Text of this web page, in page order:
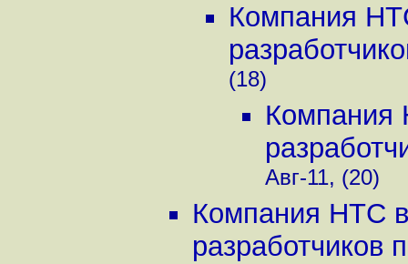
Компания
(18)
Компания
Авг-11, (20)
Компания HTC
разработчиков